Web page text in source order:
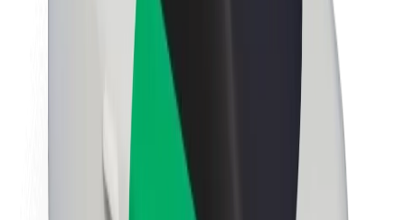
Održivost uz Bolt
Projekt nula
Smjernice za brend
Misija
Odnosi s investitorima